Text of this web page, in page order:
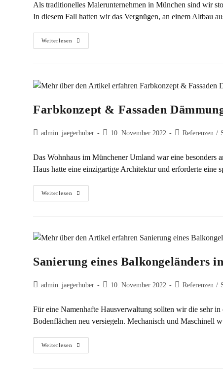
Als traditionelles Malerunternehmen in München sind wir
In diesem Fall hatten wir das Vergnügen, an einem Altbau
Weiterlesen
Farbkonzept & Fassaden
admin_jaegerhuber 10. November 2022 Referenzen /
Das Wohnhaus im Münchener Umland war eine besonders
Haus hatte eine einzigartige Architektur und erforderte eine
Weiterlesen
Sanierung eines Balkongeländers
admin_jaegerhuber 10. November 2022 Referenzen /
Für eine Namenhafte Hausverwaltung sollten wir die sehr
Bodenflächen neu versiegeln. Mechanisch und Maschinell
Weiterlesen